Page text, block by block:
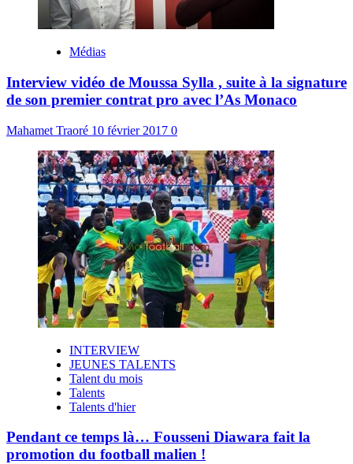
Médias
Interview vidéo de Moussa Sylla , suite à la signature
de son premier contrat pro avec l’As Monaco
Mahamet Traoré 10 février 2017 0
INTERVIEW
JEUNES TALENTS
Talent du mois
Talents
Talents d'hier
Pendant ce temps là… Fousseni Diawara fait la
promotion du football malien !